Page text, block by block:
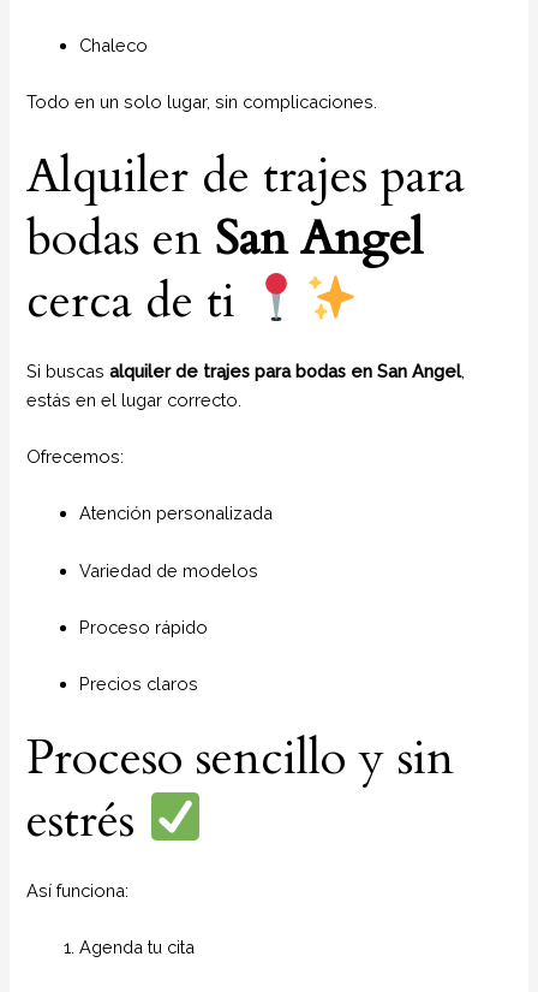
Chaleco
Todo en un solo lugar, sin complicaciones.
Alquiler de trajes para
bodas en San Angel
cerca de ti
Si buscasalquiler de trajes para bodas en San Angel,
estás en el lugar correcto.
Ofrecemos:
Atención personalizada
Variedad de modelos
Proceso rápido
Precios claros
Proceso sencillo y sin
estrés
Así funciona:
Agenda tu cita